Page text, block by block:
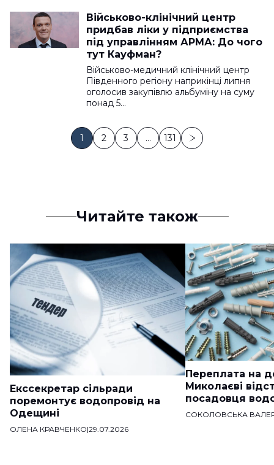
Військово-клінічний центр
придбав ліки у підприємства
під управлінням АРМА: До чого
тут Кауфман?
Військово-медичний клінічний центр
Південного регіону наприкінці липня
оголосив закупівлю альбуміну на суму
понад 5…
1 2 3 … 131
Читайте також
Екссекретар сільради
поремонтує водопровід на
Одещині
ОЛЕНА КРАВЧЕНКО|29.07.2026
Переплата на
Миколаєві
посадовця
СОКОЛОВСЬКА